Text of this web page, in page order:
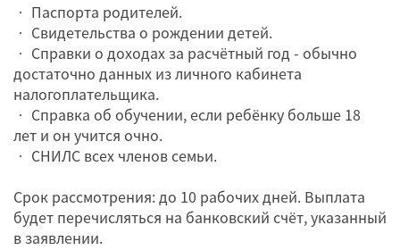
• Паспорта родителей.
• Свидетельства о рождении детей.
• Справки о доходах за расчётный год - обычно
достаточно данных из личного кабинета
налогоплательщика.
• Справка об обучении, если ребёнку больше 18
лет и он учится очно.
• СНИЛС всех членов семьи.
Срок рассмотрения: до 10 рабочих дней. Выплата
будет перечисляться на банковский счёт, указанный
в заявлении.